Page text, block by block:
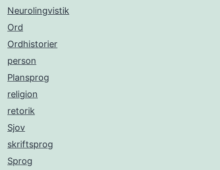
Neurolingvistik
Ord
Ordhistorier
person
Plansprog
religion
retorik
Sjov
skriftsprog
Sprog